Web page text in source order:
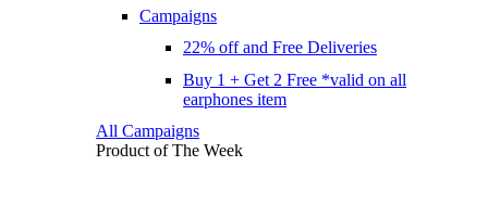
Campaigns
22% off and Free Deliveries
Buy 1 + Get 2 Free *valid on all
earphones item
All Campaigns
Product of The Week